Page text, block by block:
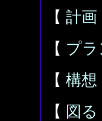
【 計画
【 プラ
【 構想
【 図る